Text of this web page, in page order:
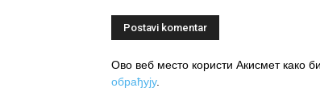
Ово веб место користи Акисмет како
обрађују.